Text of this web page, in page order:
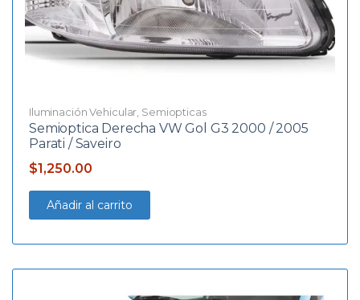
Iluminación Vehicular Semiopticas
Semioptica Derecha VW Gol G3 2000 / 2005
Parati / Saveiro
$1,250.00
Añadir al carrito